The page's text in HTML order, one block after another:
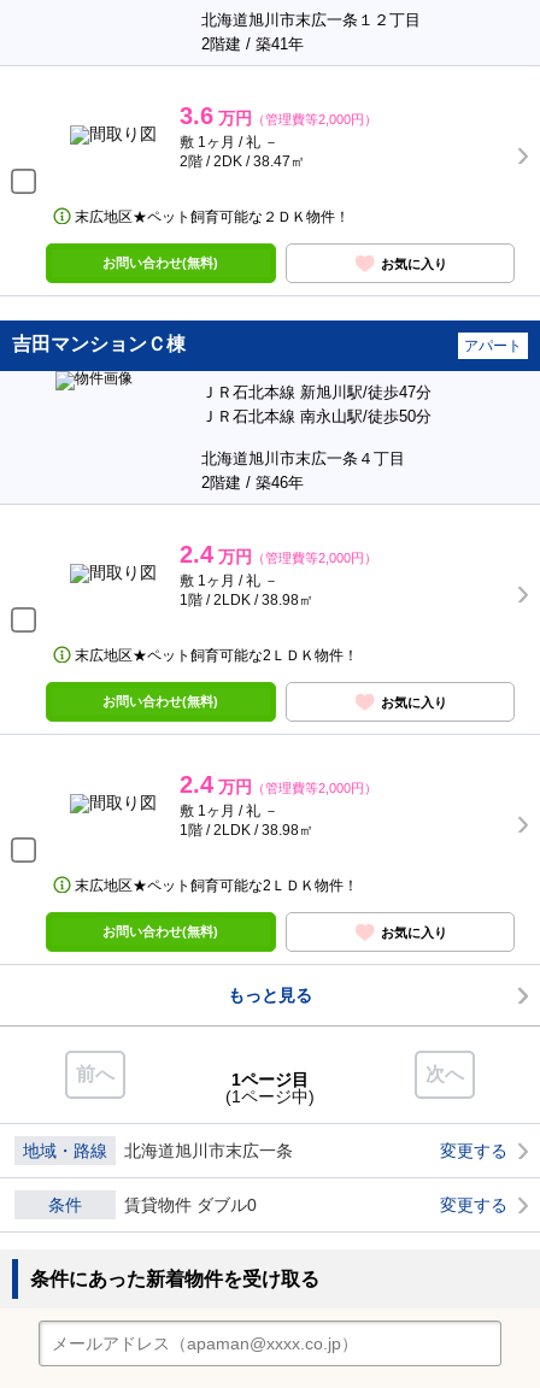
北海道旭川市末広一条１２丁目
2階建 / 築41年
3.6 万円 （管理費等2,000円）
敷 1ヶ月 / 礼 －
2階 / 2DK / 38.47㎡
末広地区★ペット飼育可能な２ＤＫ物件！
お問い合わせ(無料) お気に入り
吉田マンションＣ棟 アパート
ＪＲ石北本線 新旭川駅/徒歩47分
ＪＲ石北本線 南永山駅/徒歩50分
北海道旭川市末広一条４丁目
2階建 / 築46年
2.4 万円 （管理費等2,000円）
敷 1ヶ月 / 礼 －
1階 / 2LDK / 38.98㎡
末広地区★ペット飼育可能な2ＬＤＫ物件！
お問い合わせ(無料) お気に入り
2.4 万円 （管理費等2,000円）
敷 1ヶ月 / 礼 －
1階 / 2LDK / 38.98㎡
末広地区★ペット飼育可能な2ＬＤＫ物件！
お問い合わせ(無料) お気に入り
もっと見る
前へ 次へ
1ページ目
(1ページ中)
地域・路線 北海道旭川市末広一条 変更する
条件 賃貸物件 ダブル0 変更する
条件にあった新着物件を受け取る